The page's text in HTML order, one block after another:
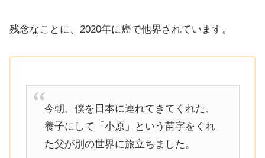
残念なことに、2020年に癌で他界されています。
今朝、僕を日本に連れてきてくれた、
養子にして「小原」という苗字をくれ
た父が別の世界に旅立ちました。